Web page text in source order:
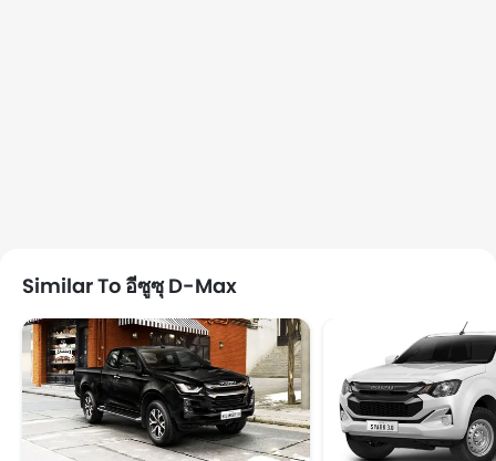
Similar To อีซูซุ D-Max